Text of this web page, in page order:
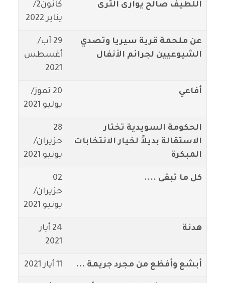
اللطيف صالح يوارى الثرى
كانون2/
يناير 2022
عن ملحمة قرية سيريا وتصدي
الشيوعيين لجرائم الأنفال
29 آب/
أغسطس
2021
أفاعي
20 تموز/
يوليو 2021
الحكومة السويدية تختار
الاستقالة بديلاً لخيار الانتخابات
المبكرة
28
حزيران/
يونيو 2021
كل ما تبقى ....
02
حزيران/
يونيو 2021
هدنة
24 أيار
2021
أبشع وأفظع من مجرد جريمة ... 11 أيار 2021